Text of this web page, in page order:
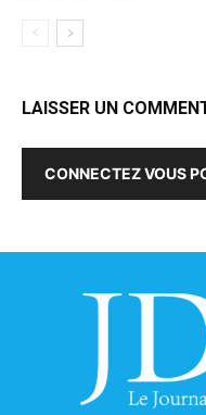
LAISSER UN
CONNECTEZ VOUS